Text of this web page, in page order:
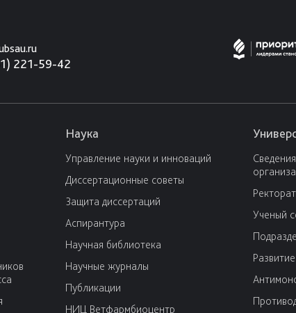
221-59-42
Наука
Управление науки и инноваций
Диссертационные советы
Защита диссертаций
Аспирантура
Научная библиотека
Научные журналы
Публикации
НИЦ Ветфармбиоцентр
Ректорат
Ученый